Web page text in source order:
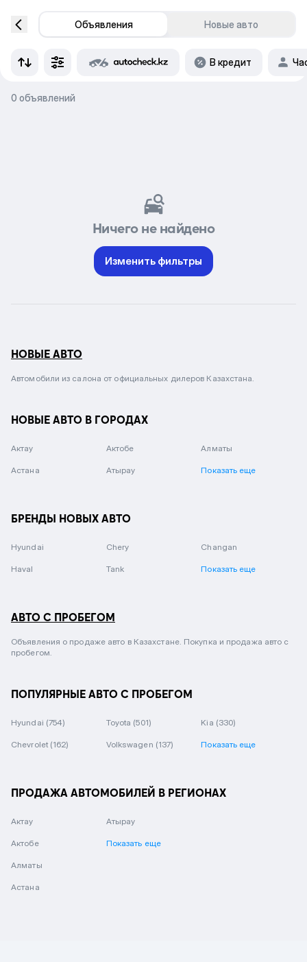
Объявления Новые авто
В кредит
0 объявлений
Ничего не найдено
Изменить фильтры
НОВЫЕ АВТО
Автомобили из салона от официальных дилеров Казахстана.
НОВЫЕ АВТО В ГОРОДАХ
Актау Актобе Алматы
Астана Атырау Показать еще
БРЕНДЫ НОВЫХ АВТО
Hyundai Chery Changan
Haval Tank Показать еще
АВТО С ПРОБЕГОМ
Объявления о продаже авто в Казахстане. Покупка и продажа авто с
пробегом.
ПОПУЛЯРНЫЕ АВТО С ПРОБЕГОМ
Hyundai (754) Toyota (501) Kia (330)
Chevrolet (162) Volkswagen (137) Показать еще
ПРОДАЖА АВТОМОБИЛЕЙ В РЕГИОНАХ
Актау
Актобе
Алматы
Астана
Атырау
Показать еще